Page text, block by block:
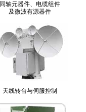
同轴元器件、电缆组件
及微波有源器件
天线转台与伺服控制